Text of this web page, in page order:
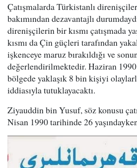
Çatışmalarda Türkistanlı
bakımından dezavantajlı
direnişçilerin bir kısmı çatışmada
kısmı da Çin güçleri tarafından
işkenceye maruz bırakıldığı ve
değerlendirilmektedir. Haziran
bölgede yaklaşık 8 bin kişiyi
iddiasıyla tutuklayacaktı.
Ziyauddin bin Yusuf, söz konusu
Nisan 1990 tarihinde 26